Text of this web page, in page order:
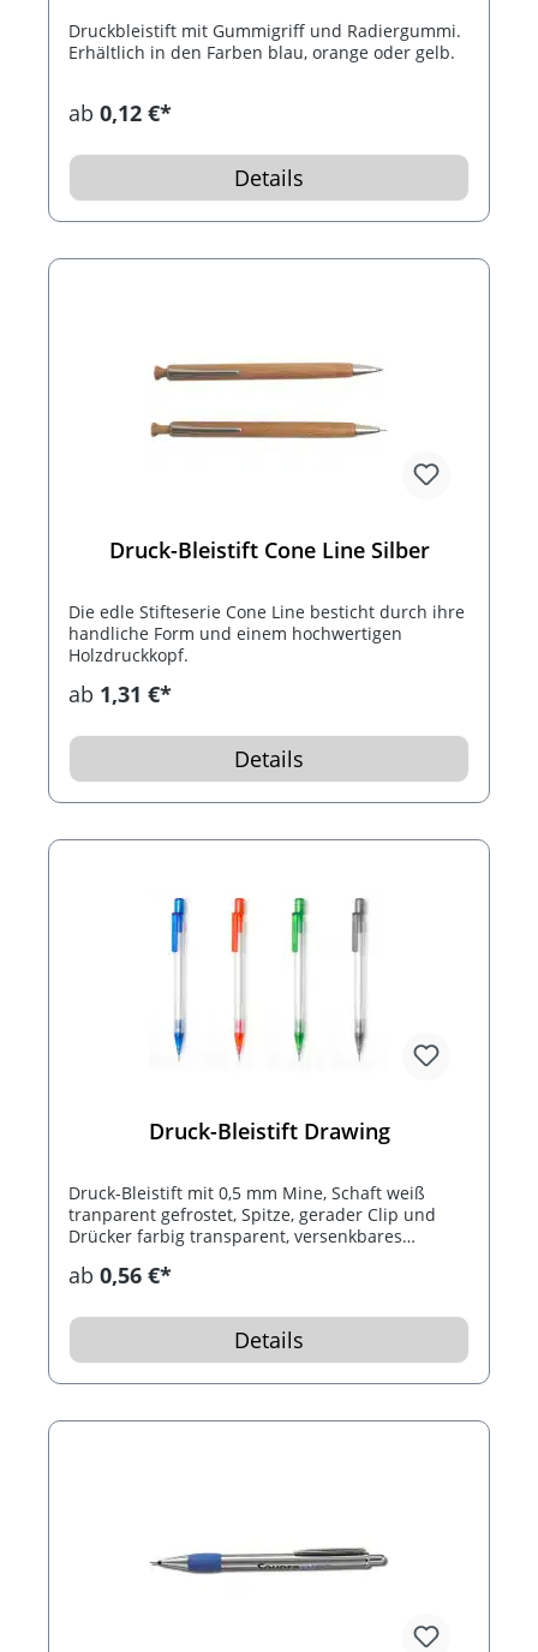
Druckbleistift mit Gummigriff und Radiergummi.
Erhältlich in den Farben blau, orange oder gelb.
ab 0,12 €*
Details
Druck-Bleistift Cone Line Silber
Die edle Stifteserie Cone Line besticht durch ihre
handliche Form und einem hochwertigen
Holzdruckkopf.
ab 1,31 €*
Details
Druck-Bleistift Drawing
Druck-Bleistift mit 0,5 mm Mine, Schaft weiß
tranparent gefrostet, Spitze, gerader Clip und
Drücker farbig transparent, versenkbares
ab 0,56 €*
Details